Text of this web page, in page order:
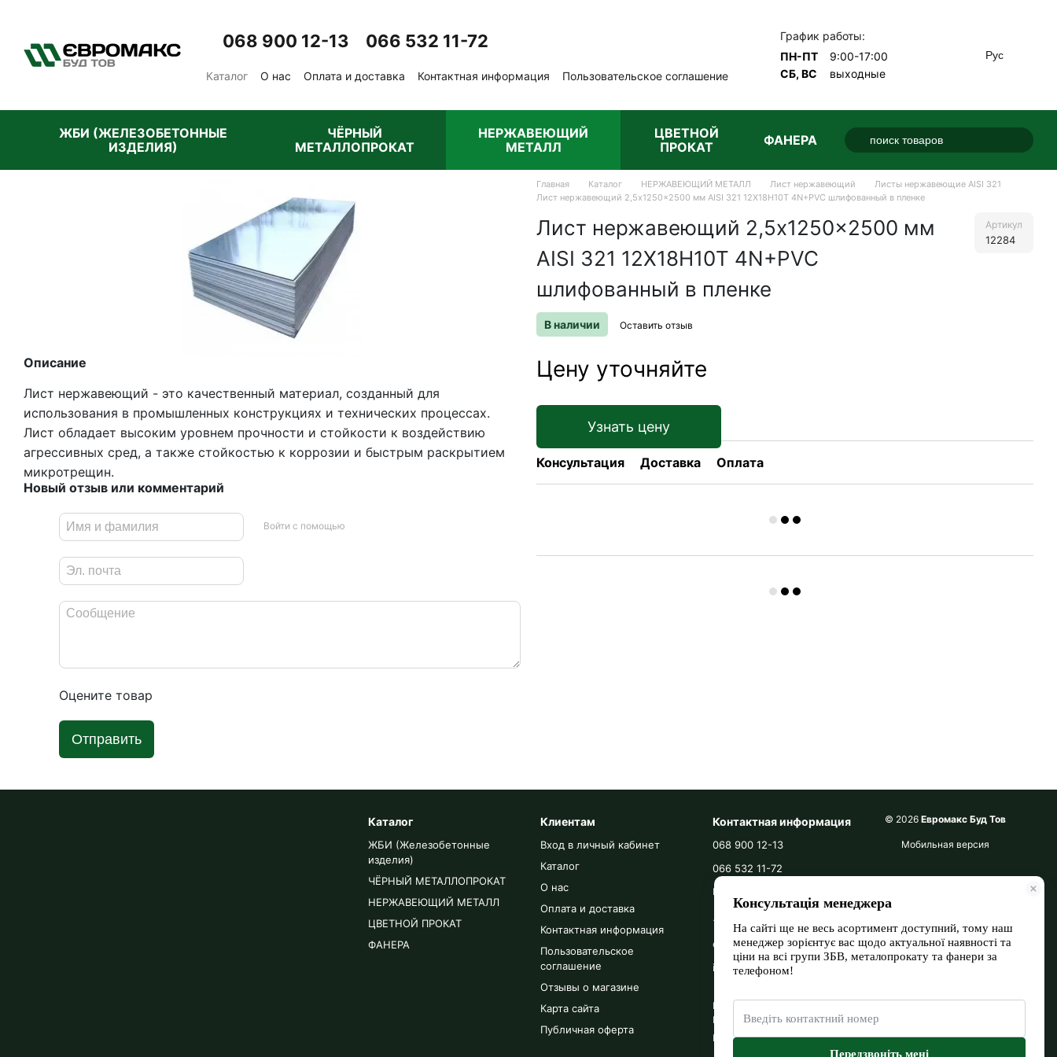
068 900 12-13 066 532 11-72
Каталог О нас Оплата и доставка Контактная информация
Пользовательское соглашение
График работы:
ПН-ПТ
9:00-17:00
СБ, ВС
выходные
Рус
ЖБИ (ЖЕЛЕЗОБЕТОННЫЕ
ИЗДЕЛИЯ)
ЧЁРНЫЙ
МЕТАЛЛОПРОКАТ
НЕРЖАВЕЮЩИЙ
МЕТАЛЛ
ЦВЕТНОЙ
ПРОКАТ
ФАНЕРА
Описание
Лист нержавеющий - это качественный материал, созданный для
использования в промышленных конструкциях и технических процессах.
Лист обладает высоким уровнем прочности и стойкости к воздействию
агрессивных сред, а также стойкостью к коррозии и быстрым раскрытием
микротрещин.
Новый отзыв или комментарий
Войти с помощью
Оцените товар
Отправить
Главная Каталог НЕРЖАВЕЮЩИЙ МЕТАЛЛ Лист нержавеющий
Листы нержавеющие AISI 321
Лист нержавеющий 2,5x1250x2500 мм AISI 321 12Х18Н10Т 4N+PVC шлифованный в пленке
Лист нержавеющий 2,5x1250x2500 мм
AISI 321 12Х18Н10Т 4N+PVC
шлифованный в пленке
Артикул
12284
В наличии Оставить отзыв
Цену уточняйте
Узнать цену
Консультация Доставка Оплата
Каталог
ЖБИ (Железобетонные
изделия)
ЧЁРНЫЙ МЕТАЛЛОПРОКАТ
НЕРЖАВЕЮЩИЙ МЕТАЛЛ
ЦВЕТНОЙ ПРОКАТ
ФАНЕРА
Клиентам
Вход в личный кабинет
Каталог
О нас
Оплата и доставка
Контактная информация
Пользовательское
соглашение
Отзывы о магазине
Карта сайта
Публичная оферта
Контактная информация
068 900 12-13
066 532 11-72
Перезвонить вам?
+380689001213
euromax_bud
info@euromax-bud.com.ua
Берестейський проспект, 118
Киев, 02000
Карта проезда
© 2026 Евромакс Буд Тов
Мобильная версия